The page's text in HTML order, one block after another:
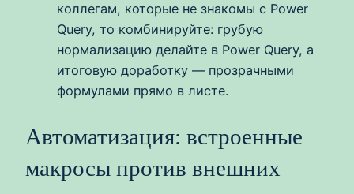
коллегам, которые не знакомы с Power
Query, то комбинируйте: грубую
нормализацию делайте в Power Query, а
итоговую доработку — прозрачными
формулами прямо в листе.
Автоматизация: встроенные
макросы против внешних